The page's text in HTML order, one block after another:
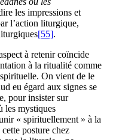
les impressions et
l’action liturgique,
[55].
à retenir coïncide
à la ritualité comme
On vient de le
eu égard aux signes se
pour insister sur
les mystiques
« spirituellement » à la
posture chez